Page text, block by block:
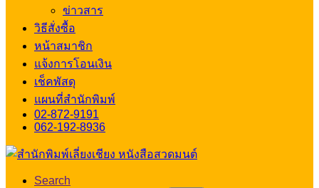
ข่าวสาร
วิธีสั่งซื้อ
หน้าสมาชิก
แจ้งการโอนเงิน
เช็คพัสดุ
แผนที่สำนักพิมพ์
02-872-9191
062-192-8936
Search